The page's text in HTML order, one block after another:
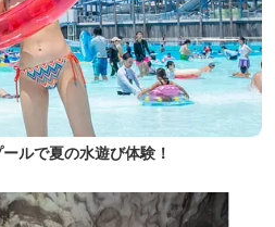
ルで夏の水遊び体験！